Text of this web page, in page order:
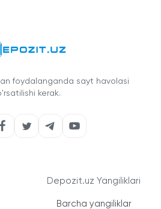
foydalanganda sayt havolasi
kerak.
Depozit.uz Yangiliklari
Barcha yangiliklar